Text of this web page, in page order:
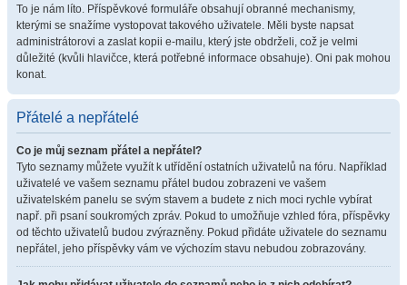
To je nám líto. Příspěvkové formuláře obsahují obranné mechanismy,
kterými se snažíme vystopovat takového uživatele. Měli byste napsat
administrátorovi a zaslat kopii e-mailu, který jste obdrželi, což je velmi
důležité (kvůli hlavičce, která potřebné informace obsahuje). Oni pak mohou
konat.
Přátelé a nepřátelé
Co je můj seznam přátel a nepřátel?
Tyto seznamy můžete využít k utřídění ostatních uživatelů na fóru. Například
uživatelé ve vašem seznamu přátel budou zobrazeni ve vašem
uživatelském panelu se svým stavem a budete z nich moci rychle vybírat
např. při psaní soukromých zpráv. Pokud to umožňuje vzhled fóra, příspěvky
od těchto uživatelů budou zvýrazněny. Pokud přidáte uživatele do seznamu
nepřátel, jeho příspěvky vám ve výchozím stavu nebudou zobrazovány.